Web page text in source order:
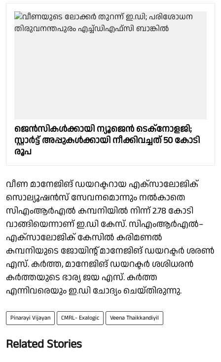
ജെന്‍സികള്‍ക്കായി ന്യൂജെന്‍ ടെക്‌നോളജി;
സ്റ്റാര്‍ട്ട് അപ്പുകള്‍ക്കായി നീക്കിവച്ചത് 50 കോടി
രൂപ
വീണ മാനേജിങ് ഡയറക്ടറായ എക്സാലോജിക്
സൊല്യൂഷൻസ് സേവനമൊന്നും നൽകാതെ
സിഎംആർഎൽ കമ്പനിയിൽ നിന്ന് 2.78 കോടി
വാങ്ങിയെന്നാണ് ഇ.ഡി കേസ്. സിഎംആർഎൽ–
എക്സാലോജിക് കേസിൽ കരിമണൽ
കമ്പനിയുടെ ജോയിന്റ് മാനേജിങ് ഡയറക്ടർ ശരൺ
എസ്. കർത്ത, മാനേജിങ് ഡയറക്ടർ ശശിധരൻ
കർത്തയുടെ ഭാര്യ ജയ എസ്. കർത്ത
എന്നിവരെയും ഇ.ഡി ചോദ്യം ചെയ്തിരുന്നു.
Pinarayi Vijayan CMRL- Exalogic Veena Thaikkandiyil
Related Stories